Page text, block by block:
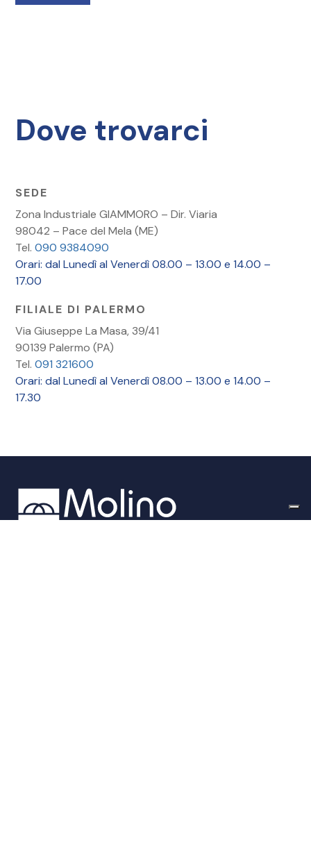
Dove trovarci
SEDE
Zona Industriale GIAMMORO – Dir. Viaria
98042 – Pace del Mela (ME)
Tel.090 9384090
Orari: dal Lunedì al Venerdì 08.00 – 13.00 e 14.00 –
17.00
FILIALE DI PALERMO
Via Giuseppe La Masa, 39/41
90139 Palermo (PA)
Tel.091 321600
Orari: dal Lunedì al Venerdì 08.00 – 13.00 e 14.00 –
17.30